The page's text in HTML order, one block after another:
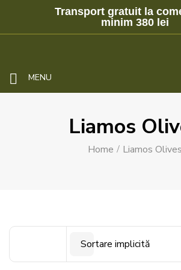
Transport gratuit la
minim 380 lei
MENU
Liamos
Home Liamos Olives